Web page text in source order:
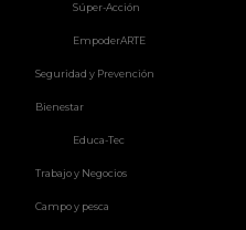
Súper-Acción
EmpoderARTE
Seguridad y Prevención
Bienestar
Educa-Tec
Trabajo y Negocios
Campo y pesca